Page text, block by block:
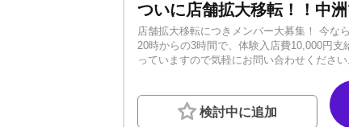
店舗拡大移転につきメンバー大募集！ 今な
20時からの3時間で、体験入店費10,000円
っていますので気軽にお問い合わせくださ
【寮費永久無料】 お店から徒歩５分圏内
きます！ まずはLINEよりお気軽にご応募
ト以外の職種も募集中です。 ★アドバイ
検討中に追加